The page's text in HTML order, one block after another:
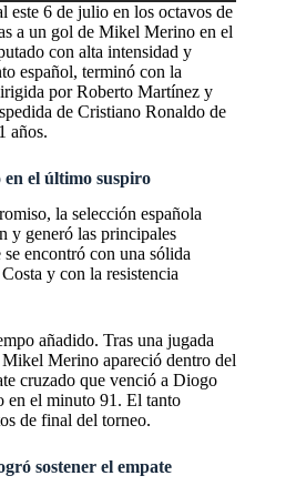
este 6 de julio en los octavos de
a un gol de Mikel Merino en el
con alta intensidad y
español, terminó con la
por Roberto Martínez y
de Cristiano Ronaldo de
años.
el último suspiro
la selección española
y generó las principales
encontró con una sólida
y con la resistencia
añadido. Tras una jugada
Merino apareció dentro del
cruzado que venció a Diogo
en el minuto 91. El tanto
de final del torneo.
sostener el empate